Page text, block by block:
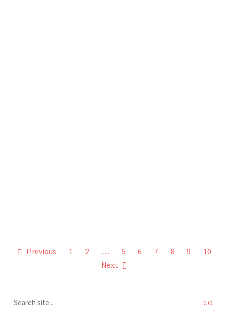
Previous 1 2 … 5 6 7 8 9
10
Next
Search